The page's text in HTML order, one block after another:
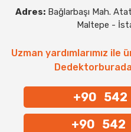
Adres: Bağlarbaşı Mah.
Maltepe -
Uzman yardımlarımız
+90
+90